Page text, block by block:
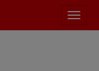
meniu